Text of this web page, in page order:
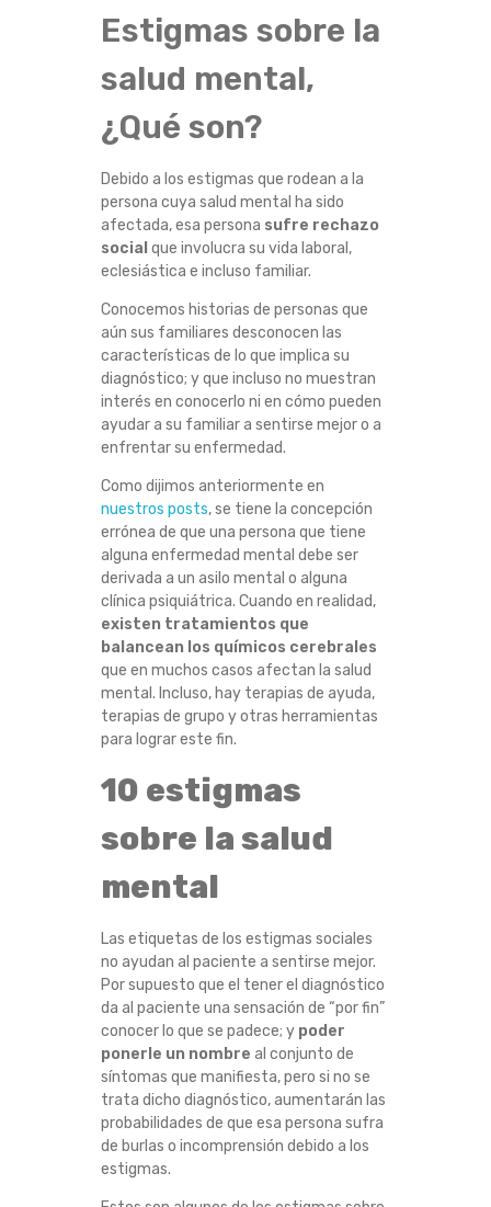
Estigmas sobre la
salud mental,
¿Qué son?
Debido a los estigmas que rodean a la
persona cuya salud mental ha sido
afectada, esa persona sufre rechazo
social que involucra su vida laboral,
eclesiástica e incluso familiar.
Conocemos historias de personas que
aún sus familiares desconocen las
características de lo que implica su
diagnóstico; y que incluso no muestran
interés en conocerlo ni en cómo pueden
ayudar a su familiar a sentirse mejor o a
enfrentar su enfermedad.
Como dijimos anteriormente en
nuestros posts, se tiene la concepción
errónea de que una persona que tiene
alguna enfermedad mental debe ser
derivada a un asilo mental o alguna
clínica psiquiátrica. Cuando en realidad,
existen tratamientos que
balancean los químicos cerebrales
que en muchos casos afectan la salud
mental. Incluso, hay terapias de ayuda,
terapias de grupo y otras herramientas
para lograr este fin.
10 estigmas
sobre la salud
mental
Las etiquetas de los estigmas sociales
no ayudan al paciente a sentirse mejor.
Por supuesto que el tener el diagnóstico
da al paciente una sensación de “por fin”
conocer lo que se padece; y poder
ponerle un nombre al conjunto de
síntomas que manifiesta, pero si no se
trata dicho diagnóstico, aumentarán las
probabilidades de que esa persona sufra
de burlas o incomprensión debido a los
estigmas.